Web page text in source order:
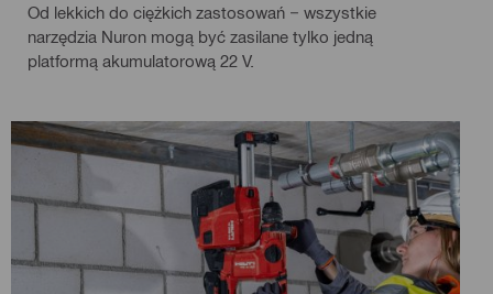
Od lekkich do ciężkich zastosowań − wszystkie
narzędzia Nuron mogą być zasilane tylko jedną
platformą akumulatorową 22 V.